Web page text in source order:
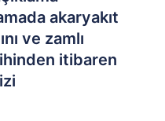
akaryakıt
ve zamlı
itibaren